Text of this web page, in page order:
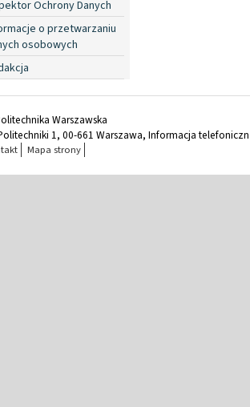
Ochrony Danych
o przetwarzaniu
osobowych
Warszawska
1, 00-661 Warszawa, Informacja
Mapa strony